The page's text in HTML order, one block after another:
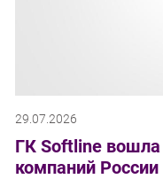
29.07.2026
ГК Softline
компаний России